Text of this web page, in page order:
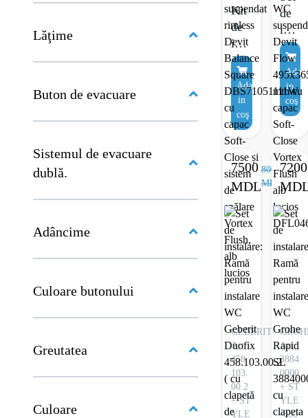
Lăţime
Buton de evacuare
Sistemul de evacuare
dublă.
Adâncime
Culoare butonului
Greutatea
Culoare
alb
Kit
de
instalare:
Ramă
pentru
instalare
vas
viceu
Grohe
Rapid
SL
cu
clapetă
3873200a
+
Vas
WC
suspendat
rimless
Devit
Balance
Square
cu
capac
Adaugă
in
coş
de
Ramă
WC
SL
+
Vas
WC
Devit
Flow
mm
cu
capac
Soft-
Close
in
coş
7500
MDL
8000
MDL
GEBERIT
Art.:
458.
103.
00.2
+ ST
YLE
7200
Art.:
3884
0000
+ ST
YLE
-030